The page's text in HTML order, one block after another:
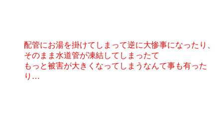
配管にお湯を掛けてしまって逆に大惨事になったり、
そのまま水道管が凍結してしまったて
もっと被害が大きくなってしまうなんて事も有った
り…